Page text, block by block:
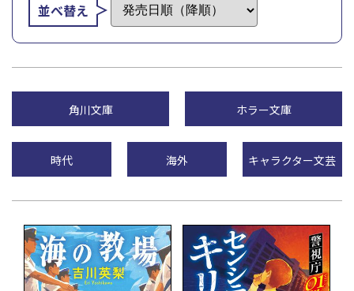
並べ替え
角川文庫 ホラー文庫
時代 海外 キャラクター文芸